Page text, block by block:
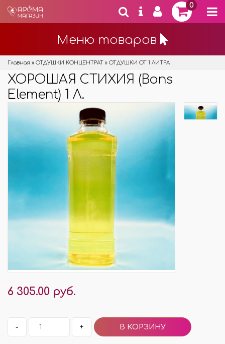
0
Меню товаров
Главная » ОТДУШКИ КОНЦЕНТРАТ » ОТДУШКИ ОТ 1 ЛИТРА
ХОРОШАЯ СТИХИЯ (Bons
Element) 1 Л.
6 305.00 руб.
- +